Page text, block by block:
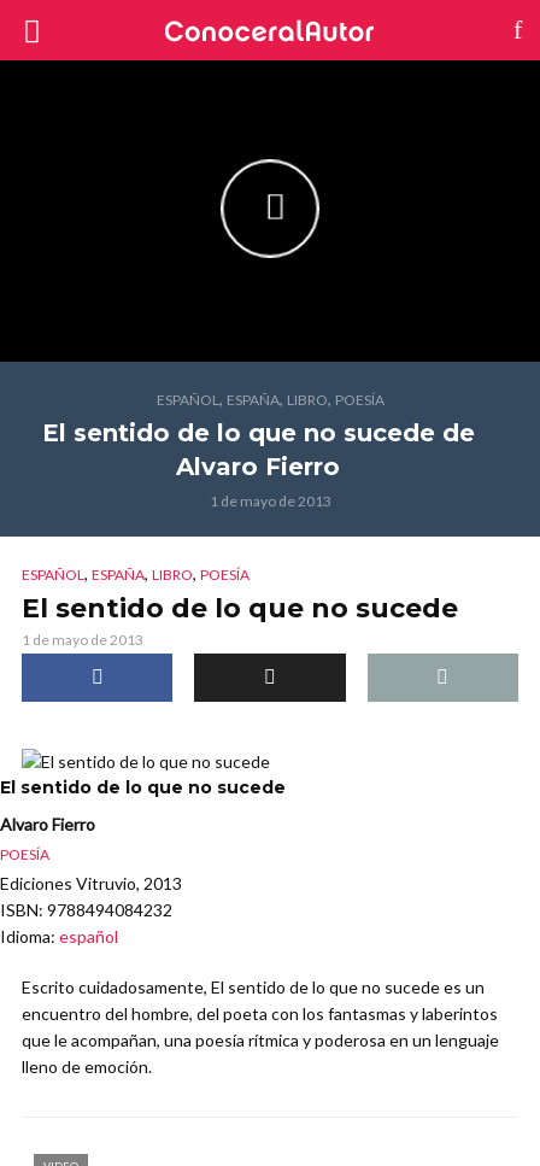
ESPAÑOL, ESPAÑA, LIBRO, POESÍA
El sentido de lo que no sucedede
Alvaro Fierro
1 de mayo de 2013
ESPAÑOL, ESPAÑA, LIBRO, POESÍA
El sentido de lo que no sucede
1 de mayo de 2013
El sentido de lo que no sucede
Alvaro Fierro
POESÍA
Ediciones Vitruvio, 2013
ISBN: 9788494084232
Idioma: español
Escrito cuidadosamente, El sentido de lo que no sucede es un
encuentro del hombre, del poeta con los fantasmas y laberintos
que le acompañan, una poesía rítmica y poderosa en un lenguaje
lleno de emoción.